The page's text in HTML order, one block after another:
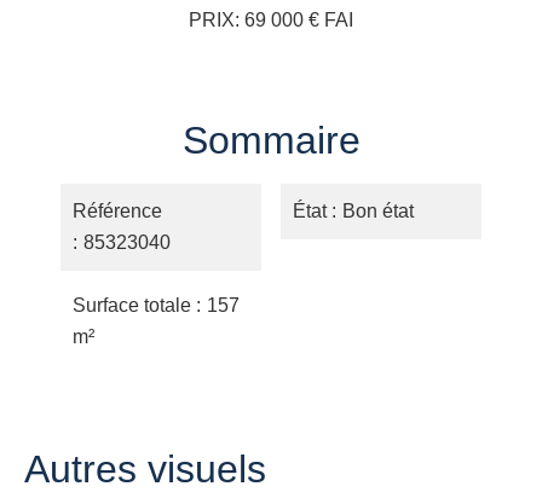
PRIX: 69 000 € FAI
Sommaire
Référence
85323040
Surface totale
157
m²
État Bon état
Autres visuels